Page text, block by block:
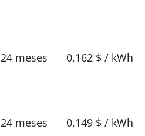
24 meses 0,162 $ / kWh
24 meses 0,149 $ / kWh